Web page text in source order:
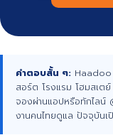
คำตอบสั้น ๆ:
สอร์ต โรงแรม โฮมสเต
จองผ่านแอปหรือทักไลน์
งานคนไทยดูแล ปัจจุบัน